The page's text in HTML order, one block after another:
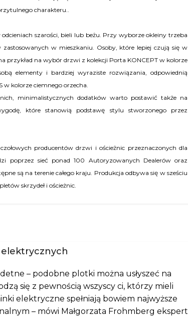
charakteru..
szarości, bieli lub beżu. Przy wyborze okleiny trzeba
w mieszkaniu. Osoby, które lepiej czują się w
przykład na wybór drzwi z kolekcji Porta KONCEPT w kolorze
elementy i bardziej wyraziste rozwiązania, odpowiednią
w kolorze ciemnego orzecha.
minimalistycznych dodatków warto postawić także na
które stanowią podstawę stylu stworzonego przez
producentów drzwi i ościeżnic przeznaczonych dla
poprzez sieć ponad 100 Autoryzowanych Dealerów oraz
są na terenie całego kraju. Produkcja odbywa się w sześciu
skrzydeł i ościeżnic.
elektrycznych
– podobne plotki można usłyszeć na
się z pewnością wszyscy ci, którzy mieli
elektryczne spełniają bowiem najwyższe
– mówi Małgorzata Frohmberg ekspert